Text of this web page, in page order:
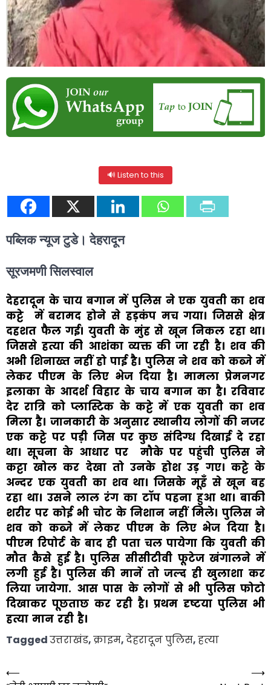
🔊 Listen to this
पब्लिक न्यूज टुडे। देहरादून
सूरजमणी सिलस्वाल
देहरादून के चाय बगान में पुलिस ने एक युवती का शव
कट्टे में बरामद होने से हड़कंप मच गया। जिससे क्षेत्र
दहशत फैल गई। युवती के मुंह से खून निकल रहा था।
जिससे हत्या की आशंका व्यक्त की जा रही है। शव की
अभी शिनाख्त नहीं हो पाई है। पुलिस ने शव को कब्जे में
लेकर पीएम के लिए भेज दिया है। मामला प्रेमनगर
इलाका के आदर्श विहार के चाय बगान का है। रविवार
देर रात्रि को प्लास्टिक के कट्टे में एक युवती का शव
मिला है। जानकारी के अनुसार स्थानीय लोगों की नजर
एक कट्टे पर पड़ी जिस पर कुछ संदिग्ध दिखाई दे रहा
था। सूचना के आधार पर मौके पर पहुंची पुलिस ने
कट्टा खोल कर देखा तो उनके होश उड़ गए। कट्टे के
अन्दर एक युवती का शव था। जिसके मूहँ से खून बह
रहा था। उसने लाल रंग का टॉप पहना हुआ था। बाकी
शरीर पर कोई भी चोट के निशान नहीं मिले। पुलिस ने
शव को कब्जे में लेकर पीएम के लिए भेज दिया है।
पीएम रिपोर्ट के बाद ही पता चल पायेगा कि युवती की
मौत कैसे हुई है। पुलिस सीसीटीवी फूटेज खंगालने में
लगी हुई है। पुलिस की मानें तो जल्द ही खुलाशा कर
लिया जायेगा. आस पास के लोगों से भी पुलिस फोटो
दिखाकर पूछताछ कर रही है। प्रथम दृष्टया पुलिस भी
हत्या मान रही है।
Taggedउत्तराखंड,क्राइम,देहरादून पुलिस,हत्या
Post
⟵
⟶